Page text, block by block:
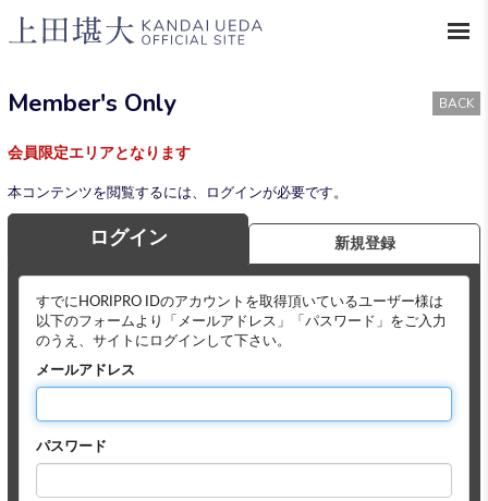
Member's Only BACK
会員限定エリアとなります
本コンテンツを閲覧するには、ログインが必要です。
ログイン 新規登録
すでにHORIPRO IDのアカウントを取得頂いているユーザー様は
以下のフォームより「メールアドレス」「パスワード」をご入力
のうえ、サイトにログインして下さい。
メールアドレス
パスワード